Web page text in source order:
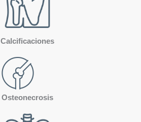
Calcificaciones
Osteonecrosis